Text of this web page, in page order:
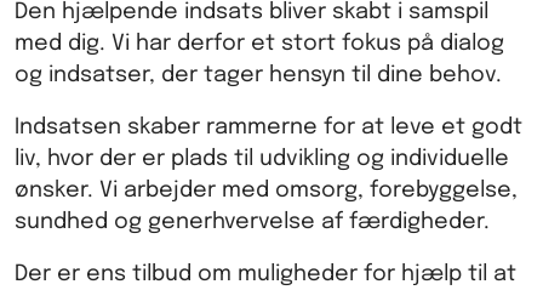
Den hjælpende indsats bliver skabt i samspil
med dig. Vi har derfor et stort fokus på dialog
og indsatser, der tager hensyn til dine behov.
Indsatsen skaber rammerne for at leve et godt
liv, hvor der er plads til udvikling og individuelle
ønsker. Vi arbejder med omsorg, forebyggelse,
sundhed og generhvervelse af færdigheder.
Der er ens tilbud om muligheder for hjælp til at